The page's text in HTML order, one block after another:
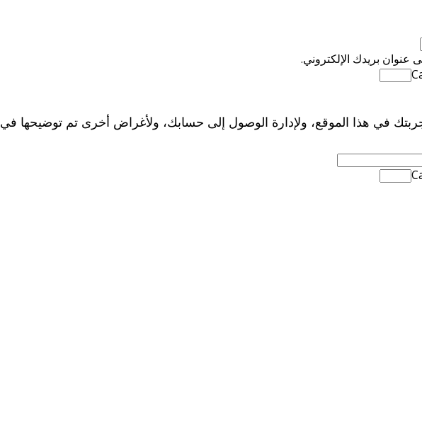
عنوان بريدك الإلكتروني.
في هذا الموقع، ولإدارة الوصول إلى حسابك، ولأغراض أخرى تم توضيحها في